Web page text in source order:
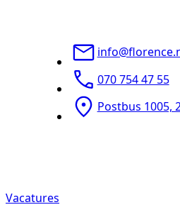
070 754 47 55
Postbus 1005,
Vacatures